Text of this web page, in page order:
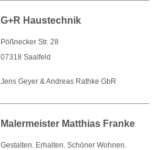
G+R Haustechnik
Pößnecker Str. 28
07318 Saalfeld
Jens Geyer & Andreas Rathke GbR
Malermeister Matthias Franke
Gestalten. Erhalten. Schöner Wohnen.